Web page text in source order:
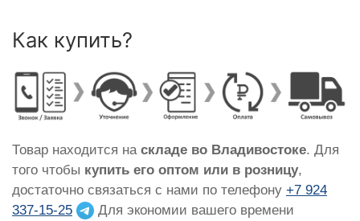
Как купить?
Товар находится на складе во Владивостоке. Для
того чтобы купить его оптом или в розницу,
достаточно связаться с нами по телефону +7 924
337-15-25
Для экономии вашего времени